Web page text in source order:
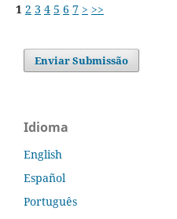
1 2 3 4 5 6 7 > >>
Enviar Submissão
Idioma
English
Español
Português